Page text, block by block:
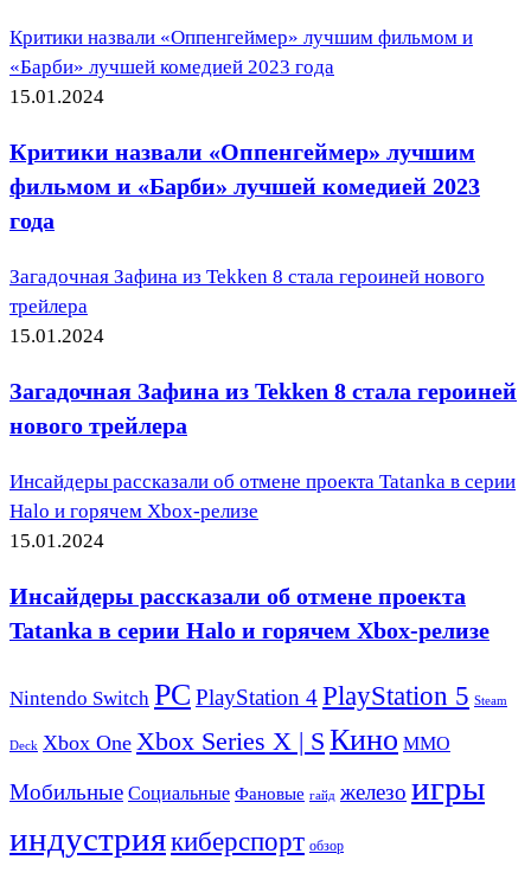
Критики назвали «Оппенгеймер» лучшим фильмом и
«Барби» лучшей комедией 2023 года
15.01.2024
Критики назвали «Оппенгеймер» лучшим
фильмом и «Барби» лучшей комедией 2023
года
Загадочная Зафина из Tekken 8 стала героиней нового
трейлера
15.01.2024
Загадочная Зафина из Tekken 8 стала героиней
нового трейлера
Инсайдеры рассказали об отмене проекта Tatanka в серии
Halo и горячем Xbox-релизе
15.01.2024
Инсайдеры рассказали об отмене проекта
Tatanka в серии Halo и горячем Xbox-релизе
Nintendo Switch PC PlayStation 4PlayStation 5 Steam
Deck Xbox One Xbox Series X | S Кино ММО
Мобильные Социальные Фановые гайд железо игры
индустриякиберспорт обзор